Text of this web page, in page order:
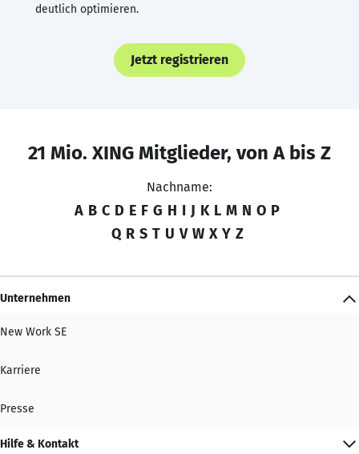
deutlich optimieren.
Jetzt registrieren
21 Mio. XING Mitglieder, von A bis Z
Nachname:
A B C D E F G H I J K L M N O P
Q R S T U V W X Y Z
Unternehmen
New Work SE
Karriere
Presse
Hilfe & Kontakt